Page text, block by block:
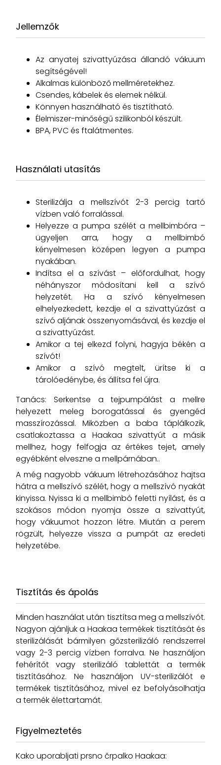
Jellemzők
Az anyatej szivattyúzása állandó vákuum
segítségével!
Alkalmas különböző mellméretekhez.
Csendes, kábelek és elemek nélkül.
Könnyen használható és tisztítható.
Élelmiszer-minőségű szilikonból készült.
BPA, PVC és ftalátmentes.
Használati utasítás
Sterilizálja a mellszívót 2-3 percig tartó
vízben való forralással.
Helyezze a pumpa szélét a mellbimbóra –
ügyeljen arra, hogy a mellbimbó
kényelmesen középen legyen a pumpa
nyakában.
Indítsa el a szívást – előfordulhat, hogy
néhányszor módosítani kell a szívó
helyzetét. Ha a szívó kényelmesen
elhelyezkedett, kezdje el a szivattyúzást a
szívó aljának összenyomásával, és kezdje el
a szivattyúzást.
Amikor a tej elkezd folyni, hagyja békén a
szívót!
Amikor a szívó megtelt, ürítse ki a
tárolóedénybe, és állítsa fel újra.
Tanács: Serkentse a tejpumpálást a mellre
helyezett meleg borogatással és gyengéd
masszírozással. Miközben a baba táplálkozik,
csatlakoztassa a Haakaa szivattyút a másik
mellhez, hogy felfogja az értékes tejet, amely
egyébként elveszne a mellpárnában..
A még nagyobb vákuum létrehozásához hajtsa
hátra a mellszívó szélét, hogy a mellszívó nyakát
kinyissa. Nyissa ki a mellbimbó feletti nyílást, és a
szokásos módon nyomja össze a szivattyút,
hogy vákuumot hozzon létre. Miután a perem
rögzült, helyezze vissza a pumpát az eredeti
helyzetébe.
Tisztítás és ápolás
Minden használat után tisztítsa meg a mellszívót.
Nagyon ajánljuk a Haakaa termékek tisztítását és
sterilizálását bármilyen gőzsterilizáló rendszerrel
vagy 2-3 percig vízben forralva. Ne használjon
fehérítőt vagy sterilizáló tablettát a termék
tisztításához. Ne használjon UV-sterilizálót e
termékek tisztításához, mivel ez befolyásolhatja
a termék élettartamát.
Figyelmeztetés
Kako uporabljati prsno črpalko Haakaa: